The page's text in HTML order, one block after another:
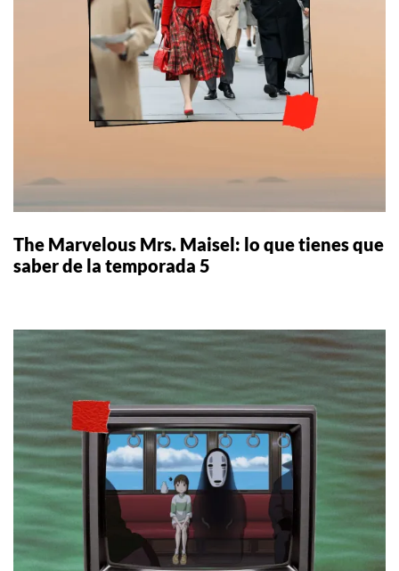
The Marvelous Mrs. Maisel: lo que tienes que
saber de la temporada 5